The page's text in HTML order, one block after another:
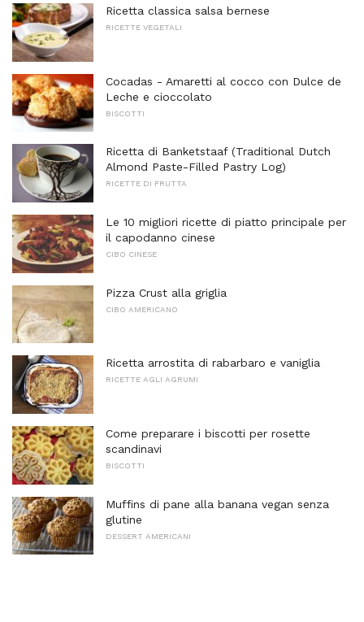
Ricetta classica salsa bernese
RICETTE VEGETALI
Cocadas - Amaretti al cocco con Dulce de
Leche e cioccolato
BISCOTTI
Ricetta di Banketstaaf (Traditional Dutch
Almond Paste-Filled Pastry Log)
RICETTE DI FRUTTA
Le 10 migliori ricette di piatto principale per
il capodanno cinese
CIBO CINESE
Pizza Crust alla griglia
CIBO AMERICANO
Ricetta arrostita di rabarbaro e vaniglia
RICETTE AGLI AGRUMI
Come preparare i biscotti per rosette
scandinavi
BISCOTTI
Muffins di pane alla banana vegan senza
glutine
DESSERT AMERICANI